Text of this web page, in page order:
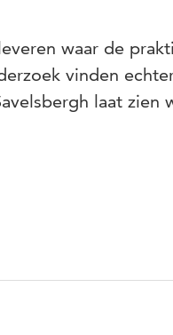
waar de
vinden
laat zien